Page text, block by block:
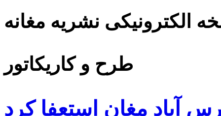
الکترونیکی نشریه مغانه
طرح و کاریکاتور
آباد مغان استعفا کرد